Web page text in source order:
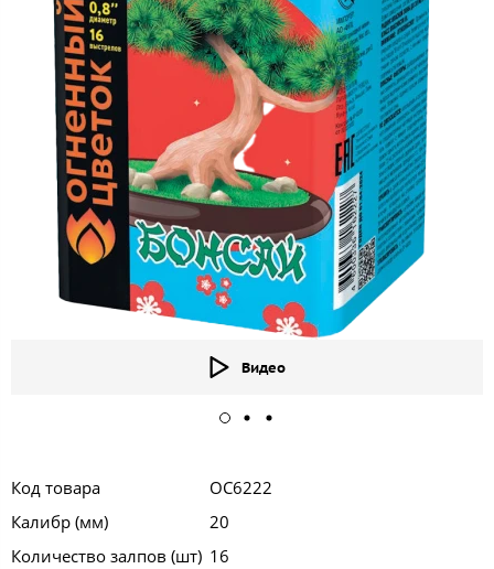
Видео
Код товара
ОС6222
Калибр (мм)
20
Количество залпов (шт) 16